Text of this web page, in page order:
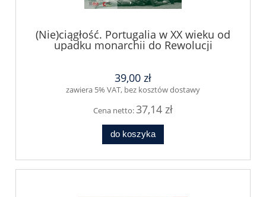
(Nie)ciągłość. Portugalia w XX wieku od
upadku monarchii do Rewolucji
39,00 zł
zawiera 5% VAT, bez kosztów dostawy
Cena netto:37,14 zł
do koszyka